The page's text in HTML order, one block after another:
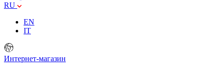
RU
EN
IT
Интернет-магазин